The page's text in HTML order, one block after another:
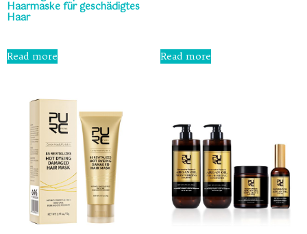
Haarmaske für geschädigtes
Haar
0
out
Read more Read more